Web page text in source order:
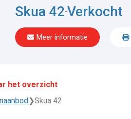
Skua 42-Verkocht
Meer informatie
het overzicht
❯Skua 42